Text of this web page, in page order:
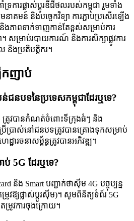
ទ្រការផ្លាស់ប្តូរឌីជីថលរបស់កម្ពុជា រួមទាំង
នាគមន៍ និងបច្ចេកវិទ្យា ការភ្ជាប់ប្រសើរឡើង
ងភាពទាក់ទាញកាន់តែខ្ពស់សម្រាប់ការ
សម្រាប់របាយការណ៍ និងការសិក្សាផ្លូវការ
និងប្រតិបត្តិករ។
ញាប់
ជនបទនៃប្រទេសកម្ពុជាដែរឬទេ?
ត្រូវបានកំណត់ចំពោះទីក្រុងធំៗ និង
រើប្រាស់នៅជនបទត្រូវបានគ្រោងទុកសម្រាប់
ឋារចនាសម្ព័ន្ធត្រូវបានអភិវឌ្ឍ។
ប់ 5G ដែរឬទេ?
និង Smart បញ្ជាក់ថាស៊ីម 4G បច្ចុប្បន្ន
រូវឱ្យផ្លាស់ប្តូរស៊ីម)។ សូមពិនិត្យទំព័រ 5G
ម្រូវការចុងក្រោយ។